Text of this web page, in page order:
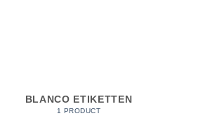
BLANCO ETIKETTEN
1 PRODUCT